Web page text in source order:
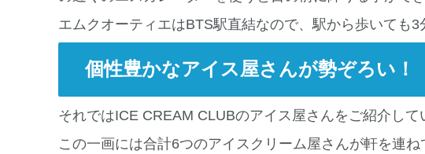
エムクオーティエはBTS駅直結なので、駅から歩いても3
個性豊かなアイス屋さんが勢ぞろい！
それではICE CREAM CLUBのアイス屋さんをご紹介して
この一画には合計6つのアイスクリーム屋さんが軒を連ね